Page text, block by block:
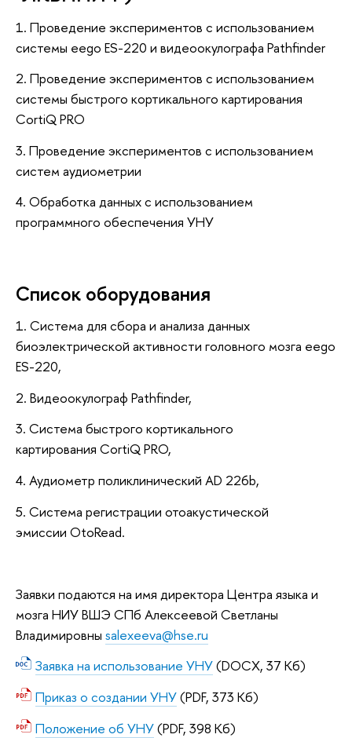
1. Проведение экспериментов с использованием
системы eego ES-220 и видеоокулографа Pathfinder
2. Проведение экспериментов с использованием
системы быстрого кортикального картирования
CortiQ PRO
3. Проведение экспериментов с использованием
систем аудиометрии
4. Обработка данных с использованием
программного обеспечения УНУ
Список оборудования
1. Система для сбора и анализа данных
биоэлектрической активности головного мозга eego
ES-220,
2. Видеоокулограф Pathfinder,
3. Система быстрого кортикального
картирования CortiQ PRO,
4. Аудиометр поликлинический AD 226b,
5. Система регистрации отоакустической
эмиссии OtoRead.
Заявки подаются на имя директора Центра языка и
мозга НИУ ВШЭ СПб Алексеевой Светланы
Владимировны salexeeva@hse.ru
Заявка на использование УНУ(DOCX, 37 Кб)
Приказ о создании УНУ(PDF, 373 Кб)
Положение об УНУ(PDF, 398 Кб)